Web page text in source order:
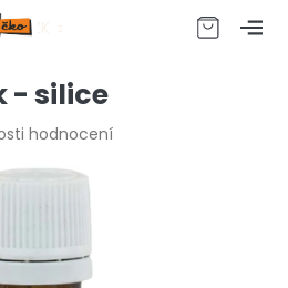
CZK
- silice
hodnocení